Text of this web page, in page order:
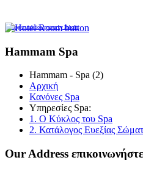
FaLang translation system by Faboba
Hammam Spa
Hammam - Spa (2)
Αρχική
Κανόνες Spa
Υπηρεσίες Spa:
1. Ο Kύκλος του Spa
2. Κατάλογος Ευεξίας
Our Address